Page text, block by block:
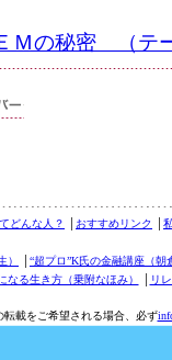
Ｍの秘密 （テ
どんな人？ おすすめリンク
）
“超プロ”K氏の金融講座（朝
なる生き方（乗附なほみ）
リ
載をご希望される場合、必ず